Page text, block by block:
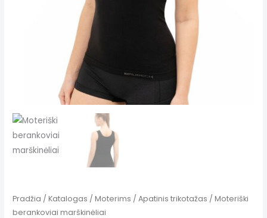
Pradžia /Katalogas /Moterims /Apatinis trikotažas / Moteriški
berankoviai marškinėliai